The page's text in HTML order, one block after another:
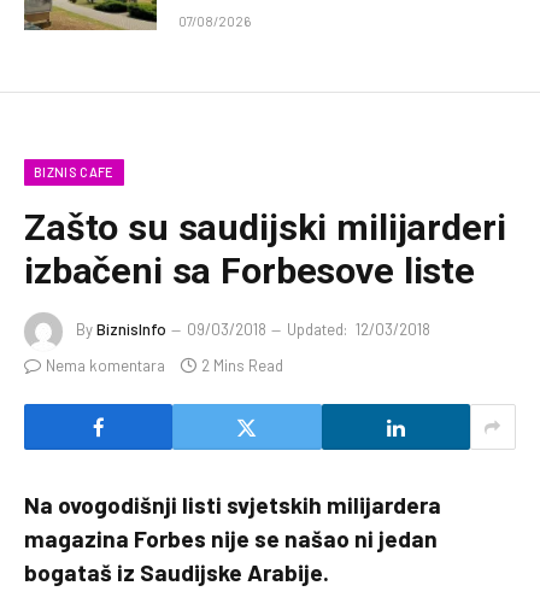
07/08/2026
BIZNIS CAFE
Zašto su saudijski milijarderi
izbačeni sa Forbesove liste
ByBiznisInfo 09/03/2018 Updated: 12/03/2018
Nema komentara
2 Mins Read
Na ovogodišnji listi svjetskih milijardera
magazina Forbes nije se našao ni jedan
bogataš iz Saudijske Arabije.